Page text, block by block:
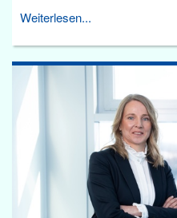
Weiterlesen...